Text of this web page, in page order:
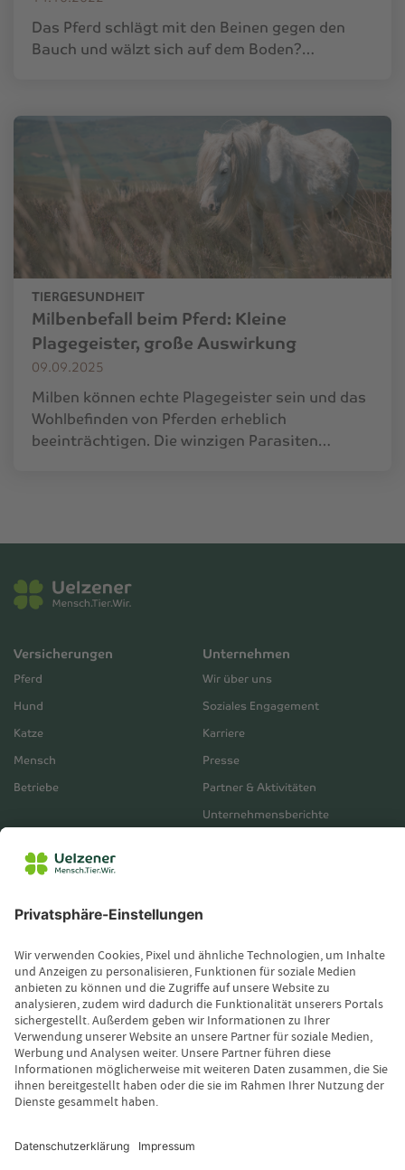
Das Pferd schlägt mit den Beinen gegen den
Bauch und wälzt sich auf dem Boden?…
TIERGESUNDHEIT
Milbenbefall beim Pferd: Kleine
Plagegeister, große Auswirkung
09.09.2025
Milben können echte Plagegeister sein und das
Wohlbefinden von Pferden erheblich
beeinträchtigen. Die winzigen Parasiten…
Versicherungen
Pferd
Hund
Katze
Mensch
Betriebe
Unternehmen
Wir über uns
Soziales Engagement
Karriere
Presse
Partner & Aktivitäten
Unternehmensberichte
Servicebereich
Leistungsfall melden
Wissenswertes
Magazin
Newsletter-Anmeldung
Copyright © 2026 Uelzener Tier-Magazin